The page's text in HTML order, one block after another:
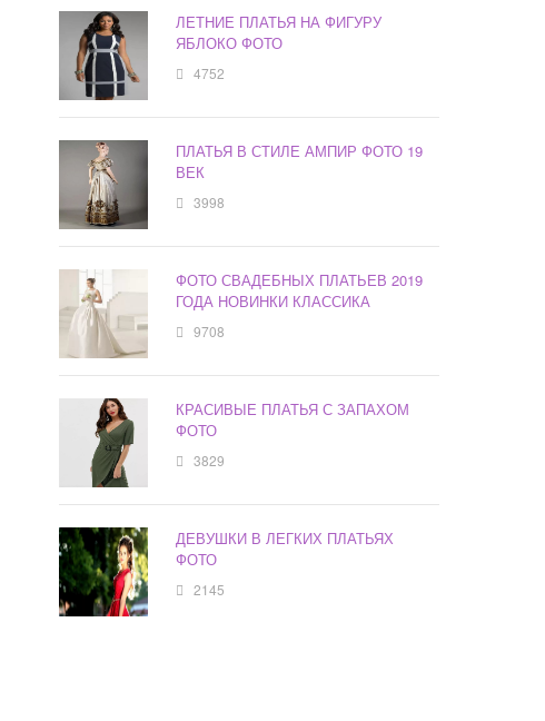
ЛЕТНИЕ ПЛАТЬЯ НА ФИГУРУ
ЯБЛОКО ФОТО
4752
ПЛАТЬЯ В СТИЛЕ АМПИР ФОТО 19
ВЕК
3998
ФОТО СВАДЕБНЫХ ПЛАТЬЕВ 2019
ГОДА НОВИНКИ КЛАССИКА
9708
КРАСИВЫЕ ПЛАТЬЯ С ЗАПАХОМ
ФОТО
3829
ДЕВУШКИ В ЛЕГКИХ ПЛАТЬЯХ
ФОТО
2145